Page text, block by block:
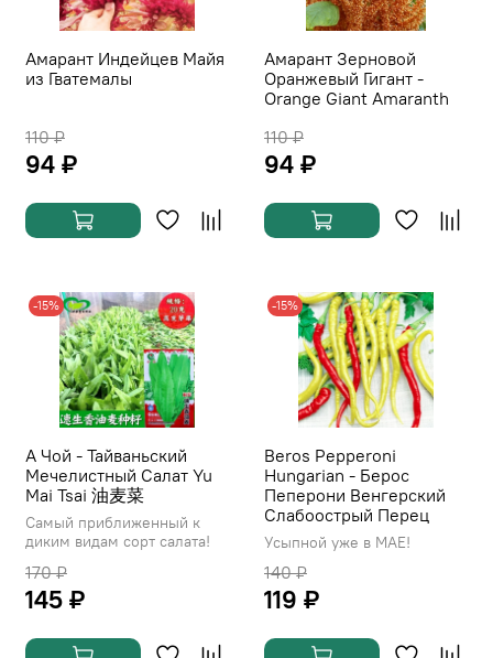
Амарант Индейцев Майя
из Гватемалы
110 ₽
94 ₽
Амарант Зерновой
Оранжевый Гигант -
Orange Giant Amaranth
110 ₽
94 ₽
-15%
А Чой - Тайваньский
Мечелистный Салат Yu
Mai Tsai 油麦菜
Самый приближенный к
диким видам сорт салата!
170 ₽
145 ₽
-15%
Beros Pepperoni
Hungarian - Берос
Пеперони Венгерский
Слабоострый Перец
Усыпной уже в МАЕ!
140 ₽
119 ₽